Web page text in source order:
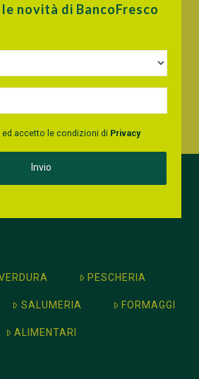
novità di BancoFresco
accetto le condizioni di Privacy
PESCHERIA
SALUMERIA FORMAGGI
ALIMENTARI